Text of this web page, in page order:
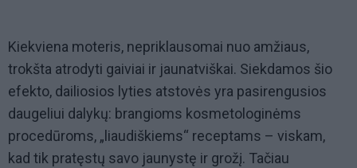
Kiekviena moteris, nepriklausomai nuo amžiaus,
trokšta atrodyti gaiviai ir jaunatviškai. Siekdamos šio
efekto, dailiosios lyties atstovės yra pasirengusios
daugeliui dalykų: brangioms kosmetologinėms
procedūroms, „liaudiškiems“ receptams – viskam,
kad tik pratęstų savo jaunystę ir grožį. Tačiau